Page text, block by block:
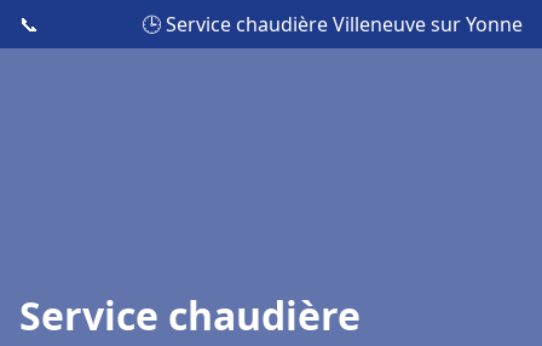
📞 🕒 Service chaudière Villeneuve sur Yonne
Service chaudière